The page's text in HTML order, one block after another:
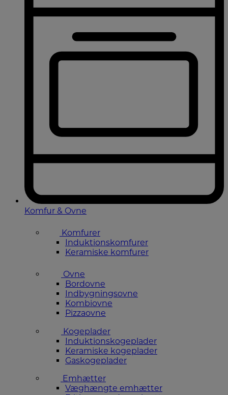
Komfur & Ovne
Komfurer
Induktionskomfurer
Keramiske komfurer
Ovne
Bordovne
Indbygningsovne
Kombiovne
Pizzaovne
Kogeplader
Induktionskogeplader
Keramiske kogeplader
Gaskogeplader
Emhætter
Væghængte emhætter